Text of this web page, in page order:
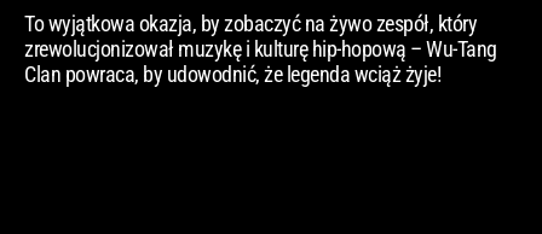
To wyjątkowa okazja, by zobaczyć na żywo zespół, który
zrewolucjonizował muzykę i kulturę hip-hopową – Wu-Tang
Clan powraca, by udowodnić, że legenda wciąż żyje!